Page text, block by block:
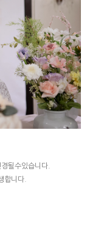
될수있습니다.
합니다.